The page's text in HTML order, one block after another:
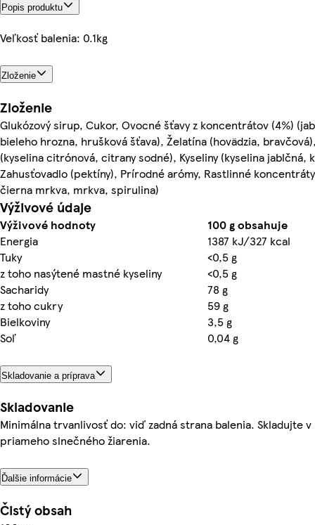
Popis produktu
Veľkosť balenia: 0.1kg
Zloženie
Zloženie
Glukózový sirup, Cukor, Ovocné šťavy z koncentrátov (4%)
bieleho hrozna, hrušková šťava), Želatína (hovädzia,
(kyselina citrónová, citrany sodné), Kyseliny (kyselina jablčná,
Zahusťovadlo (pektíny), Prírodné arómy, Rastlinné
čierna mrkva, mrkva, spirulina)
Výživové údaje
Výživové hodnoty
100 g obsahuje
Energia
1387 kJ/327 kcal
Tuky
<0,5 g
z toho nasýtené mastné kyseliny
<0,5 g
Sacharidy
78 g
z toho cukry
59 g
Bielkoviny
3,5 g
Soľ
0,04 g
Skladovanie a príprava
Skladovanie
Minimálna trvanlivosť do: viď zadná strana balenia. Skladujte
priameho slnečného žiarenia.
Ďalšie informácie
Čistý obsah